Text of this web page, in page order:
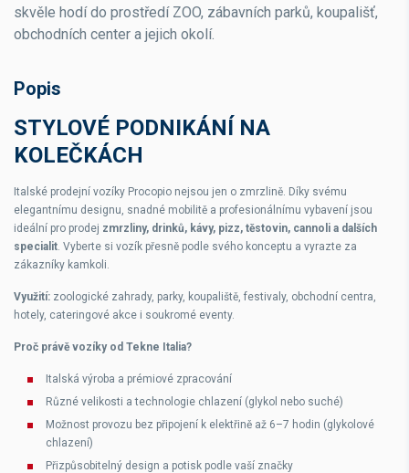
skvěle hodí do prostředí ZOO, zábavních parků, koupališť,
obchodních center a jejich okolí.
Popis
STYLOVÉ PODNIKÁNÍ NA
KOLEČKÁCH
Italské prodejní vozíky Procopio nejsou jen o zmrzlině. Díky svému
elegantnímu designu, snadné mobilitě a profesionálnímu vybavení jsou
ideální pro prodej zmrzliny, drinků, kávy, pizz, těstovin, cannoli a dalších
specialit. Vyberte si vozík přesně podle svého konceptu a vyrazte za
zákazníky kamkoli.
Využití: zoologické zahrady, parky, koupaliště, festivaly, obchodní centra,
hotely, cateringové akce i soukromé eventy.
Proč právě vozíky od Tekne Italia?
Italská výroba a prémiové zpracování
Různé velikosti a technologie chlazení (glykol nebo suché)
Možnost provozu bez připojení k elektřině až 6–7 hodin (glykolové
chlazení)
Přizpůsobitelný design a potisk podle vaší značky